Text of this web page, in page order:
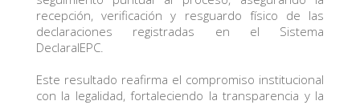
recepción, verificación y resguardo físico de las
declaraciones registradas en el Sistema
DeclaraIEPC.
Este resultado reafirma el compromiso institucional
con la legalidad, fortaleciendo la transparencia y la